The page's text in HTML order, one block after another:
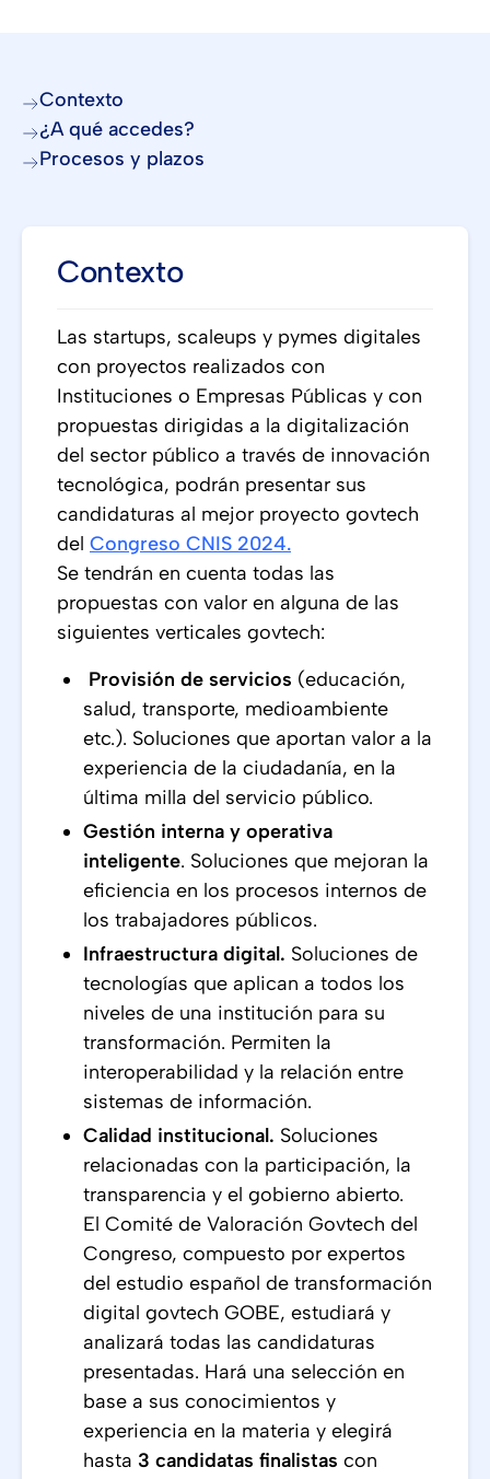
Contexto
¿A qué accedes?
Procesos y plazos
Contexto
Las startups, scaleups y pymes digitales
con proyectos realizados con
Instituciones o Empresas Públicas y con
propuestas dirigidas a la digitalización
del sector público a través de innovación
tecnológica, podrán presentar sus
candidaturas al mejor proyecto govtech
del Congreso CNIS 2024.
Se tendrán en cuenta todas las
propuestas con valor en alguna de las
siguientes verticales govtech:
Provisión de servicios (educación,
salud, transporte, medioambiente
etc.). Soluciones que aportan valor a la
experiencia de la ciudadanía, en la
última milla del servicio público.
Gestión interna y operativa
inteligente. Soluciones que mejoran la
eficiencia en los procesos internos de
los trabajadores públicos.
Infraestructura digital. Soluciones de
tecnologías que aplican a todos los
niveles de una institución para su
transformación. Permiten la
interoperabilidad y la relación entre
sistemas de información.
Calidad institucional. Soluciones
relacionadas con la participación, la
transparencia y el gobierno abierto.
El Comité de Valoración Govtech del
Congreso, compuesto por expertos
del estudio español de transformación
digital govtech GOBE, estudiará y
analizará todas las candidaturas
presentadas. Hará una selección en
base a sus conocimientos y
experiencia en la materia y elegirá
hasta 3 candidatas finalistas con